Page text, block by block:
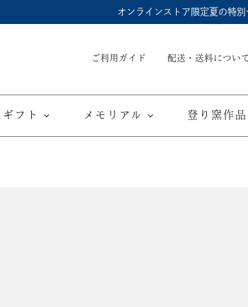
オンラインストア限定夏の特
ご利用ガイド 配送・送料について
ギフト メモリアル 登り窯作品